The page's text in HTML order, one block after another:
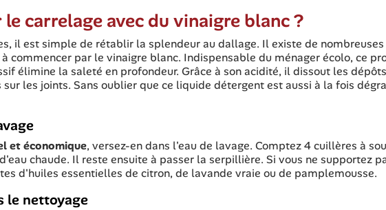
carrelage avec du vinaigre blanc ?
il est simple de rétablir la splendeur au dallage. Il existe de nombreuses
commencer par le vinaigre blanc. Indispensable du ménager écolo, ce
élimine la saleté en profondeur. Grâce à son acidité, il dissout les
les joints. Sans oublier que ce liquide détergent est aussi à la fois
et économique, versez-en dans l'eau de lavage. Comptez 4 cuillères à
chaude. Il reste ensuite à passer la serpillière. Si vous ne supportez
d'huiles essentielles de citron, de lavande vraie ou de pamplemousse.
le nettoyage